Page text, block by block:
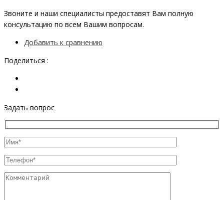
Звоните и наши специалисты предоставят Вам полную
консультацию по всем Вашим вопросам.
Добавить к сравнению
Поделиться :
Задать вопрос